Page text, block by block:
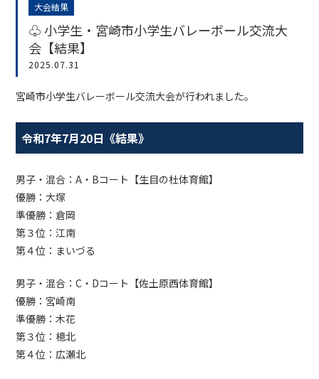
大会結果
♧ 小学生・宮崎市小学生バレーボール交流大
会【結果】
2025.07.31
宮崎市小学生バレーボール交流大会が行われました。
令和7年7月20日《結果》
男子・混合：A・Bコート【生目の杜体育館】
優勝：大塚
準優勝：倉岡
第３位：江南
第４位：まいづる
男子・混合：C・Dコート【佐土原西体育館】
優勝：宮崎南
準優勝：木花
第３位：檍北
第４位：広瀬北